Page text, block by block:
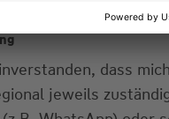
dass
jeweils